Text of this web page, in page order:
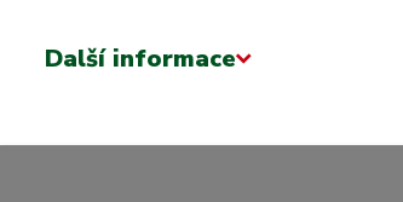
Další informace